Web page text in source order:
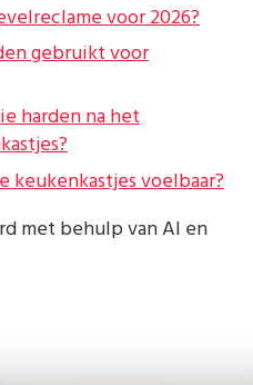
voor 2026?
gebruikt voor
harden na het
keukenkastjes voelbaar?
met behulp van AI en